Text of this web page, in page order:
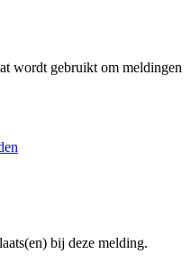
wordt gebruikt om meldingen
bij deze melding.